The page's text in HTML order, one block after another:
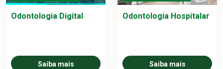
Odontologia Digital
Saiba mais
Odontologia Hospitalar
Saiba mais